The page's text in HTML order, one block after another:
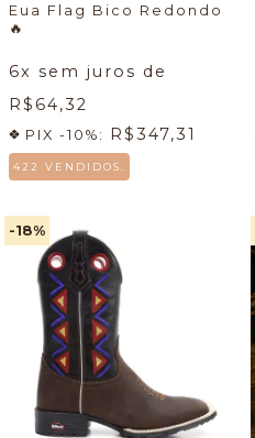
Eua Flag Bico Redondo
🔥
6x sem juros de
R$64,32
PIX -10%: R$347,31
422 VENDIDOS.
-18%